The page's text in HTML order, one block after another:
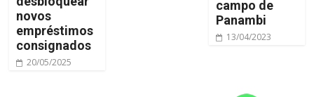
novos
empréstimos
consignados
20/05/2025
campo de
Panambi
13/04/2023